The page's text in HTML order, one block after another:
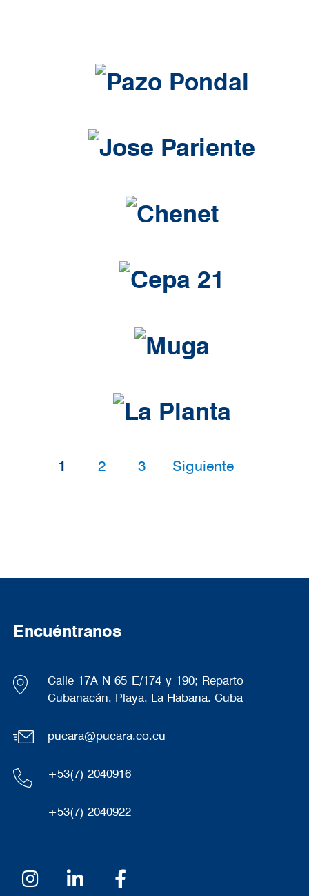
Página
1 Página
2 Página
3 Siguiente página
Siguiente
Encuéntranos
Calle 17A N 65 E/174 y 190; Reparto
Cubanacán, Playa, La Habana. Cuba
pucara@pucara.co.cu
+53(7) 2040916
+53(7) 2040922